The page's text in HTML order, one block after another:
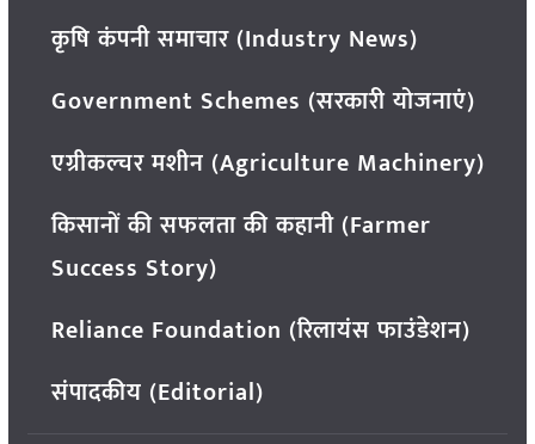
कृषि कंपनी समाचार (Industry News)
Government Schemes (सरकारी योजनाएं)
एग्रीकल्चर मशीन (Agriculture Machinery)
किसानों की सफलता की कहानी (Farmer
Success Story)
Reliance Foundation (रिलायंस फाउंडेशन)
संपादकीय (Editorial)